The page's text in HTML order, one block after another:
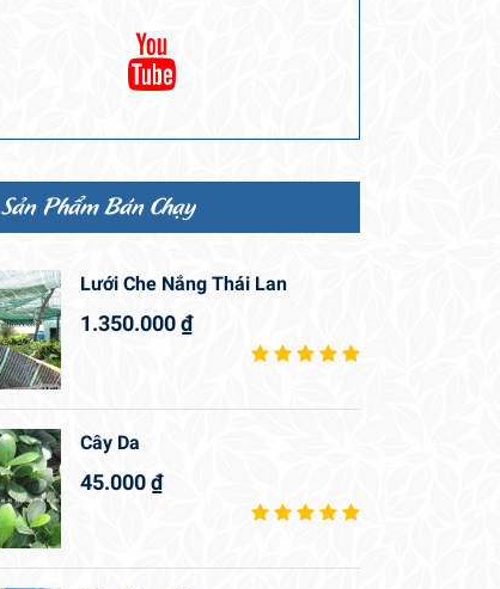
Sản Phẩm Bán Chạy
Lưới Che Nắng Thái Lan
1.350.000₫
Cây Da
45.000₫